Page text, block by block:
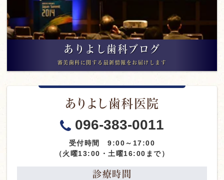
ありよし歯科ブログ
審美歯科に関する最新情報をお届けします
ありよし歯科医院
096-383-0011
受付時間 9:00～17:00
（火曜13:00・土曜16:00まで）
診療時間